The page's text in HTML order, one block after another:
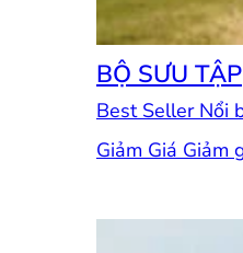
BỘ SƯU TẬP
Best Seller
Giảm Giá